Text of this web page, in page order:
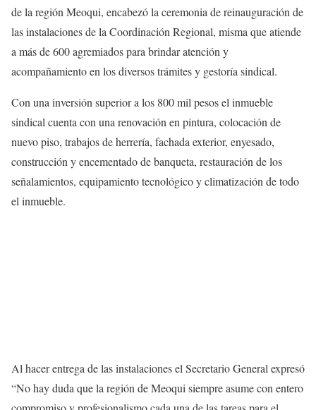
de la región Meoqui, encabezó la ceremonia de reinauguración de
las instalaciones de la Coordinación Regional, misma que atiende
a más de 600 agremiados para brindar atención y
acompañamiento en los diversos trámites y gestoría sindical.
Con una inversión superior a los 800 mil pesos el inmueble
sindical cuenta con una renovación en pintura, colocación de
nuevo piso, trabajos de herrería, fachada exterior, enyesado,
construcción y encementado de banqueta, restauración de los
señalamientos, equipamiento tecnológico y climatización de todo
el inmueble.
Al hacer entrega de las instalaciones el Secretario General expresó
“No hay duda que la región de Meoqui siempre asume con entero